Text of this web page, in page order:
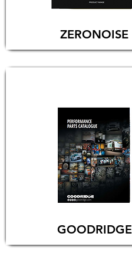
ZERONOISE
GOODRIDGE